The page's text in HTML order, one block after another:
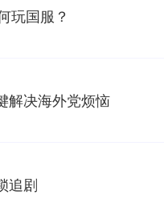
玩国服？
解决海外党烦恼
追剧